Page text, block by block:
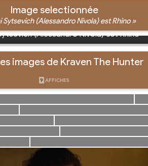
Image selectionnée
Sytsevich (Alessandro Nivola) est Rhino »
(Alessandro Nivola) est Rhino
images de Kraven The Hunter
9 AFFICHES